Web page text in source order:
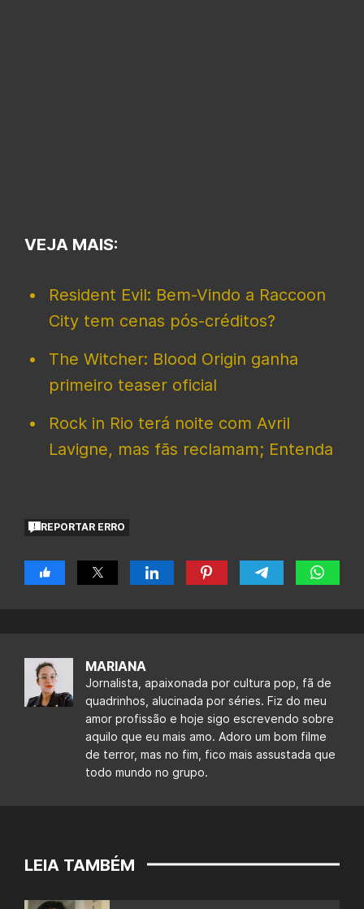
VEJA MAIS:
Resident Evil: Bem-Vindo a Raccoon
City tem cenas pós-créditos?
The Witcher: Blood Origin ganha
primeiro teaser oficial
Rock in Rio terá noite com Avril
Lavigne, mas fãs reclamam; Entenda
REPORTAR ERRO
MARIANA
Jornalista, apaixonada por cultura pop, fã de
quadrinhos, alucinada por séries. Fiz do meu
amor profissão e hoje sigo escrevendo sobre
aquilo que eu mais amo. Adoro um bom filme
de terror, mas no fim, fico mais assustada que
todo mundo no grupo.
LEIA TAMBÉM